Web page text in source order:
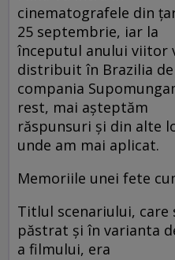
cinematografele din
25 septembrie, iar la
începutul anului viitor
distribuit în Brazilia
compania
rest, mai aşteptăm
răspunsuri şi din alte
unde am mai aplicat.
Memoriile unei fete
Titlul scenariului, care
păstrat şi în varianta
a filmului, era